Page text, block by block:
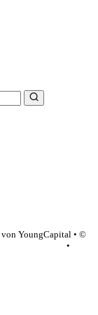
YoungCapital • ©
•